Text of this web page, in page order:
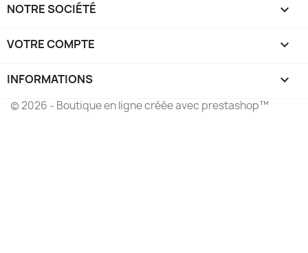
NOTRE SOCIÉTÉ 
VOTRE COMPTE 
INFORMATIONS keyboard_arrow_down
© 2026 - Boutique en ligne créée avec prestashop™